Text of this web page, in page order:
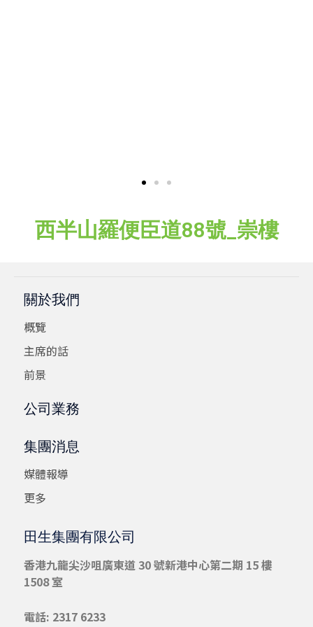
西半山羅便臣道88號_崇樓
關於我們
概覽
主席的話
前景
公司業務
集團消息
媒體報導
更多
田生集團有限公司
香港九龍尖沙咀廣東道 30 號新港中心第二期 15 樓
1508 室
電話: 2317 6233